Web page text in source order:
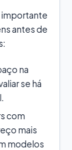
importante
antes de
na
se há
com
mais
modelos